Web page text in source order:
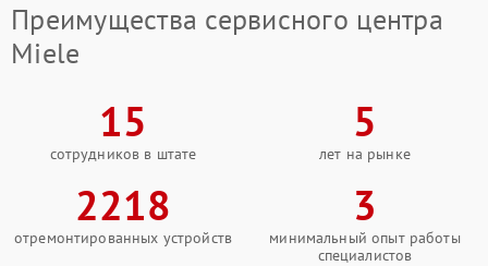
Преимущества сервисного центра
Miele
15
сотрудников в штате
5
лет на рынке
2218
отремонтированных устройств
3
минимальный опыт работы
специалистов